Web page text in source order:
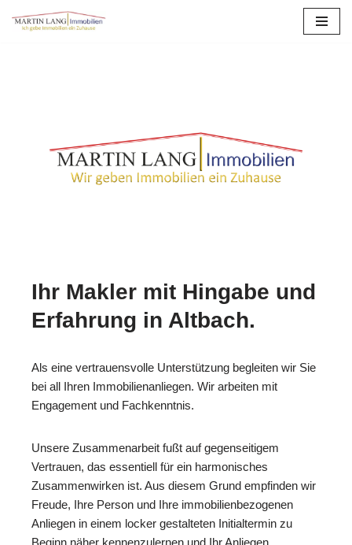
Ihr Makler mit Hingabe und
Erfahrung in Altbach.
Als eine vertrauensvolle Unterstützung begleiten wir Sie
bei all Ihren Immobilienanliegen. Wir arbeiten mit
Engagement und Fachkenntnis.
Unsere Zusammenarbeit fußt auf gegenseitigem
Vertrauen, das essentiell für ein harmonisches
Zusammenwirken ist. Aus diesem Grund empfinden wir
Freude, Ihre Person und Ihre immobilienbezogenen
Anliegen in einem locker gestalteten Initialtermin zu
Beginn näher kennenzulernen und Ihr Anliegen